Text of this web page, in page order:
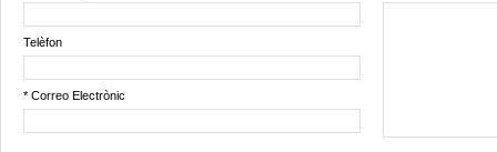
Telèfon
* Correo Electrònic